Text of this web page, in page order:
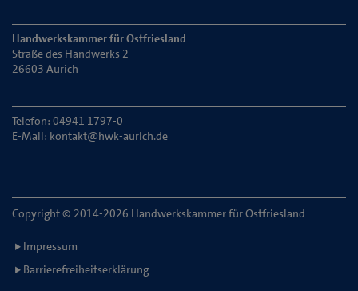
Handwerkskammer für Ostfriesland
Straße des Handwerks 2
26603 Aurich
Telefon: 04941 1797-0
E-Mail: kontakt@hwk-aurich.de
Copyright © 2014-2026 Handwerkskammer für Ostfriesland
Impressum
Barrierefreiheitserklärung